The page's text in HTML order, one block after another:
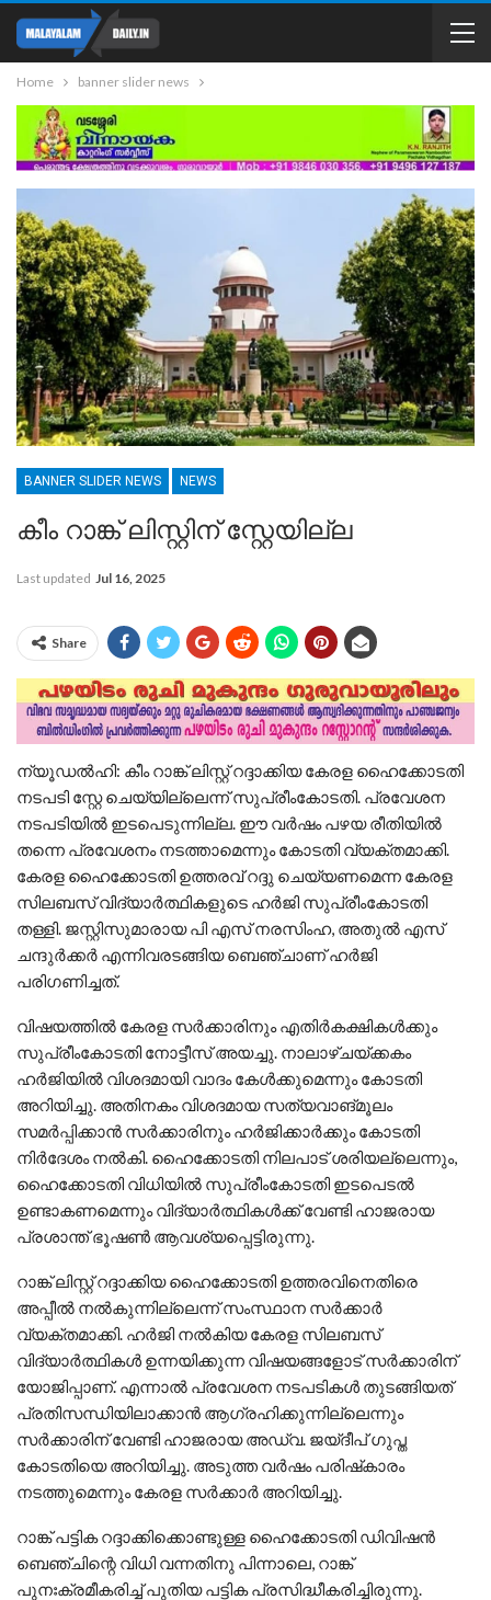
Home banner slider news
BANNER SLIDER NEWS NEWS
കീം റാങ്ക് ലിസ്റ്റിന് സ്റ്റേയില്ല
Last updated Jul 16, 2025
Share
ന്യൂഡല്‍ഹി: കീം റാങ്ക് ലിസ്റ്റ് റദ്ദാക്കിയ കേരള ഹൈക്കോടതി
നടപടി സ്റ്റേ ചെയ്യില്ലെന്ന് സുപ്രീംകോടതി. പ്രവേശന
നടപടിയില്‍ ഇടപെടുന്നില്ല. ഈ വര്‍ഷം പഴയ രീതിയില്‍
തന്നെ പ്രവേശനം നടത്താമെന്നും കോടതി വ്യക്തമാക്കി.
കേരള ഹൈക്കോടതി ഉത്തരവ് റദ്ദു ചെയ്യണമെന്ന കേരള
സിലബസ് വിദ്യാര്‍ത്ഥികളുടെ ഹര്‍ജി സുപ്രീംകോടതി
തള്ളി. ജസ്റ്റിസുമാരായ പി എസ് നരസിംഹ, അതുല്‍ എസ്
ചന്ദുര്‍ക്കര്‍ എന്നിവരടങ്ങിയ ബെഞ്ചാണ് ഹര്‍ജി
പരിഗണിച്ചത്.
വിഷയത്തില്‍ കേരള സര്‍ക്കാരിനും എതിര്‍കക്ഷികള്‍ക്കും
സുപ്രീംകോടതി നോട്ടീസ് അയച്ചു. നാലാഴ്ചയ്ക്കകം
ഹര്‍ജിയില്‍ വിശദമായി വാദം കേള്‍ക്കുമെന്നും കോടതി
അറിയിച്ചു. അതിനകം വിശദമായ സത്യവാങ്മൂലം
സമര്‍പ്പിക്കാന്‍ സര്‍ക്കാരിനും ഹര്‍ജിക്കാര്‍ക്കും കോടതി
നിര്‍ദേശം നല്‍കി. ഹൈക്കോടതി നിലപാട് ശരിയല്ലെന്നും,
ഹൈക്കോടതി വിധിയില്‍ സുപ്രീംകോടതി ഇടപെടല്‍
ഉണ്ടാകണമെന്നും വിദ്യാര്‍ത്ഥികള്‍ക്ക് വേണ്ടി ഹാജരായ
പ്രശാന്ത് ഭൂഷണ്‍ ആവശ്യപ്പെട്ടിരുന്നു.
റാങ്ക് ലിസ്റ്റ് റദ്ദാക്കിയ ഹൈക്കോടതി ഉത്തരവിനെതിരെ
അപ്പീല്‍ നല്‍കുന്നില്ലെന്ന് സംസ്ഥാന സര്‍ക്കാര്‍
വ്യക്തമാക്കി. ഹര്‍ജി നല്‍കിയ കേരള സിലബസ്
വിദ്യാര്‍ത്ഥികള്‍ ഉന്നയിക്കുന്ന വിഷയങ്ങളോട് സര്‍ക്കാരിന്
യോജിപ്പാണ്. എന്നാല്‍ പ്രവേശന നടപടികള്‍ തുടങ്ങിയത്
പ്രതിസന്ധിയിലാക്കാന്‍ ആഗ്രഹിക്കുന്നില്ലെന്നും
സര്‍ക്കാരിന് വേണ്ടി ഹാജരായ അഡ്വ. ജയ്ദീപ് ഗുപ്ത
കോടതിയെ അറിയിച്ചു. അടുത്ത വര്‍ഷം പരിഷ്‌കാരം
നടത്തുമെന്നും കേരള സര്‍ക്കാര്‍ അറിയിച്ചു.
റാങ്ക് പട്ടിക റദ്ദാക്കിക്കൊണ്ടുള്ള ഹൈക്കോടതി ഡിവിഷന്‍
ബെഞ്ചിന്റെ വിധി വന്നതിനു പിന്നാലെ, റാങ്ക്
പുനഃക്രമീകരിച്ച് പുതിയ പട്ടിക പ്രസിദ്ധീകരിച്ചിരുന്നു.